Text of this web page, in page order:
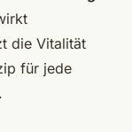
die Vitalität
für jede